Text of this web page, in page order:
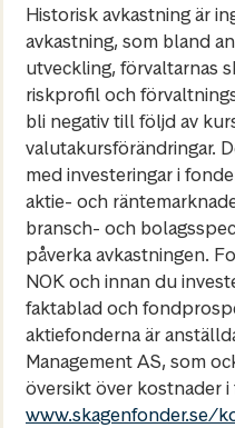
Historisk avkastning är
avkastning, som bland
utveckling, förvaltarnas
riskprofil och
bli negativ till följd av
valutakursförändringar.
med investeringar i
aktie- och
bransch- och
påverka avkastningen.
NOK och innan du
faktablad och
aktiefonderna är
Management AS, som
översikt över kostnader
www.skagenfonder.se/